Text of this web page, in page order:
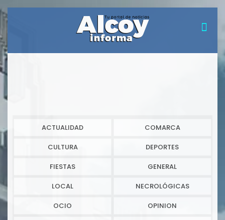
ACTUALIDAD COMARCA
CULTURA DEPORTES
FIESTAS GENERAL
LOCAL NECROLÓGICAS
OCIO OPINION